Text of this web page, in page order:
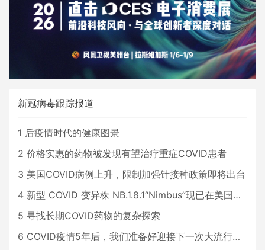
新冠病毒跟踪报道
1 后疫情时代的健康图景
2 价格实惠的药物被发现有望治疗重症COVID患者
3 美国COVID病例上升，限制加强针接种政策即将出台
4 新型 COVID 变异株 NB.1.8.1“Nimbus”现已在美国占据主导地位
5 寻找长期COVID药物的复杂探索
6 COVID疫情5年后，我们准备好迎接下一次大流行了吗？